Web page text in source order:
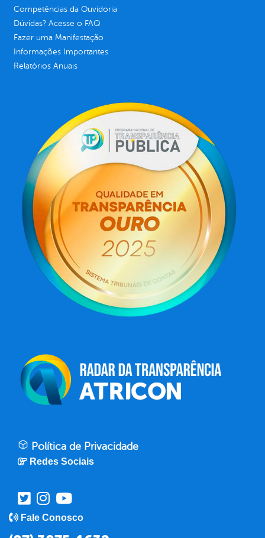
Competências da Ouvidoria
Dúvidas? Acesse o FAQ
Fazer uma Manifestação
Informações Importantes
Relatórios Anuais
Política de Privacidade
Redes Sociais
Fale Conosco